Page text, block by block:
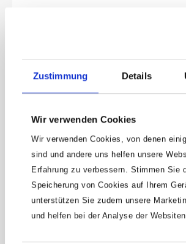
Zustimmung Details
Wir verwenden Cookies
Wir verwenden Cookies, von denen
sind und andere uns helfen unsere
Erfahrung zu verbessern. Stimmen Sie
Speicherung von Cookies auf Ihrem
unterstützen Sie zudem unsere
und helfen bei der Analyse der
Keine
mehr
15 € Gutschein*
Bleibe auf dem Laufenden mit
Newsletter und erhalte